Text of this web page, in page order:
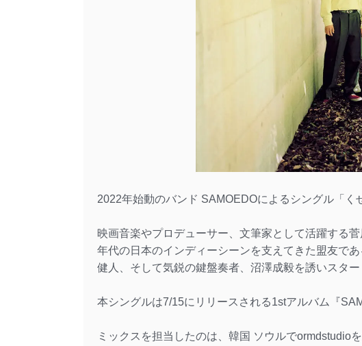
2022年始動のバンド SAMOEDOによるシングル「く
映画音楽やプロデューサー、文筆家として活躍する
年代の日本のインディーシーンを支えてきた盟友で
健人、そして気鋭の鍵盤奏者、沼澤成毅を誘いスター
本シングルは7/15にリリースされる1stアルバム『
ミックスを担当したのは、韓国 ソウルでormdstudio